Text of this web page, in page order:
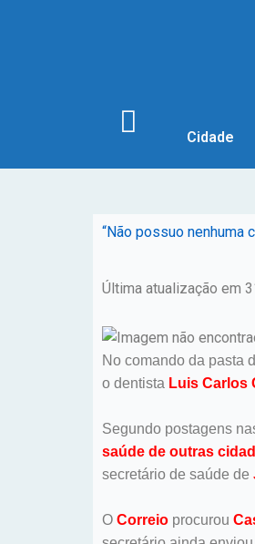
Cidade
“Não possuo nenhuma
Última atualização em
No comando da pasta
o dentista Luis Carlos
Segundo postagens
saúde de outras
secretário de saúde de
O Correio procurou